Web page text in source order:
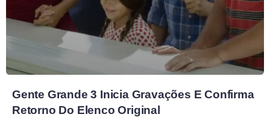
Gente Grande 3 Inicia Gravações E Confirma
Retorno Do Elenco Original